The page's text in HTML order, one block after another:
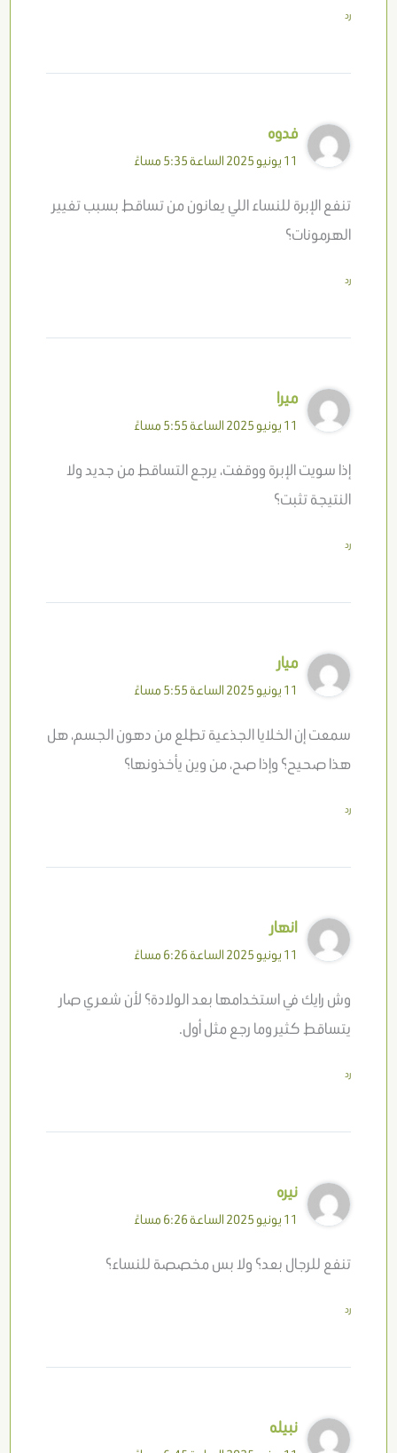
رد
فدوه
11 يونيو 2025 الساعة 5:35 مساءً
تنفع الإبرة للنساء اللي يعانون من تساقط بسبب تغيير
الهرمونات؟
رد
ميرا
11 يونيو 2025 الساعة 5:55 مساءً
إذا سويت الإبرة ووقفت، يرجع التساقط من جديد ولا
النتيجة تثبت؟
رد
ميار
11 يونيو 2025 الساعة 5:55 مساءً
سمعت إن الخلايا الجذعية تطلع من دهون الجسم، هل
هذا صحيح؟ وإذا صح، من وين يأخذونها؟
رد
انهار
11 يونيو 2025 الساعة 6:26 مساءً
وش رايك في استخدامها بعد الولادة؟ لأن شعري صار
يتساقط كثير وما رجع مثل أول.
رد
نيره
11 يونيو 2025 الساعة 6:26 مساءً
تنفع للرجال بعد؟ ولا بس مخصصة للنساء؟
رد
نبيله